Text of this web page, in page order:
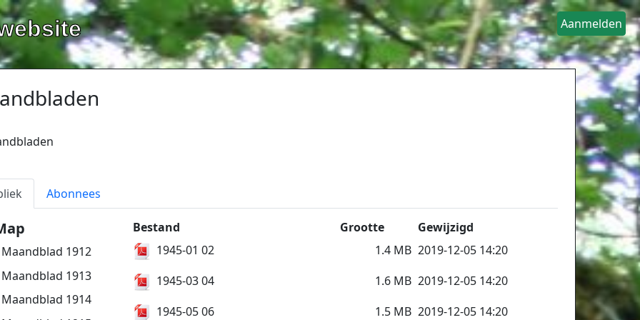
Aanmelden
Abonnees
Maandblad 1912
Maandblad 1913
Maandblad 1914
Bestand Grootte
Gewijzigd
1945-01 02
1.4 MB 2019-12-05 14:20
1945-03 04
1.6 MB 2019-12-05 14:20
1945-05 06
1.5 MB 2019-12-05 14:20